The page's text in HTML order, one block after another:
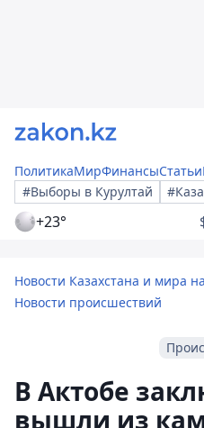
ПолитикаМирФинансыСтатьи
#Выборы в Курултай
+23°
Новости Казахстана и мира
Новости происшествий
В Актобе
вышли из